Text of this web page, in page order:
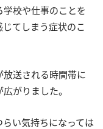
校や仕事のことを
てしまう症状のこ
送される時間帯に
がりました。
い気持ちになっては